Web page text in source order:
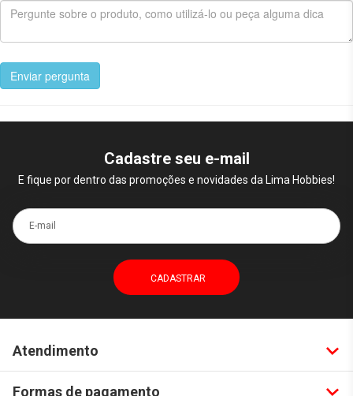
Enviar pergunta
Cadastre seu e-mail
E fique por dentro das promoções e novidades da Lima Hobbies!
E-mail
Atendimento
Formas de pagamento